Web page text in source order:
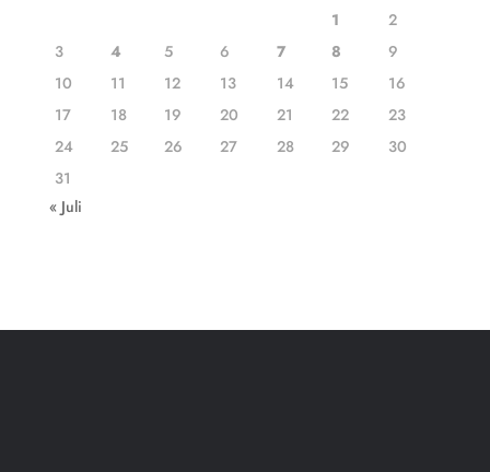
1
2
3
4 5 6 7 8
9
10
11 12 13 14 15
16
17
18 19 20 21 22
23
24
25 26 27 28 29
30
31
« Juli